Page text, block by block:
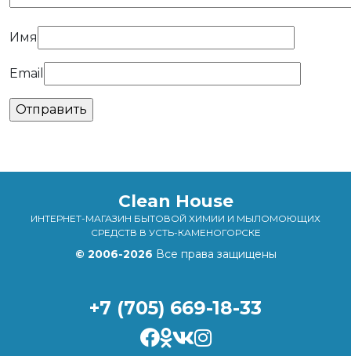
Имя
Email
Clean House
ИНТЕРНЕТ-МАГАЗИН БЫТОВОЙ ХИМИИ И МЫЛОМОЮЩИХ
СРЕДСТВ В УСТЬ-КАМЕНОГОРСКЕ
© 2006-2026 Все права защищены
+7 (705) 669-18-33